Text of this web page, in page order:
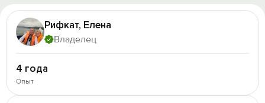
Рифкат, Елена
Владелец
4 года
Опыт